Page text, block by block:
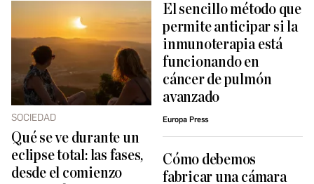
SOCIEDAD
Qué se ve durante un
eclipse total: las fases,
desde el comienzo
El sencillo método que
permite anticipar si la
inmunoterapia está
funcionando en
cáncer de pulmón
avanzado
Europa Press
Cómo debemos
fabricar una cámara